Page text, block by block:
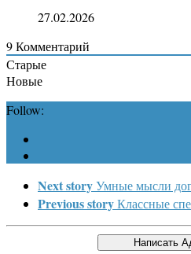
27.02.2026
9Комментарий
Старые
Новые
Follow:
Next storyУмные мысли
Previous storyКлассные